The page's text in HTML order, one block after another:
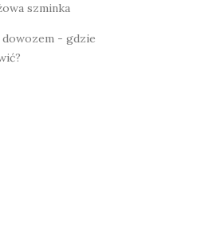
szminka
dowozem - gdzie